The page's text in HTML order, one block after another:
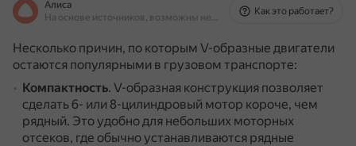
Алиса
На основе источников, возможны неточности
Как это работает?
Несколько причин, по которым V-образные двигатели
остаются популярными в грузовом транспорте:
Компактность. V-образная конструкция позволяет
сделать 6- или 8-цилиндровый мотор короче, чем
рядный. Это удобно для небольших моторных
отсеков, где обычно устанавливаются рядные